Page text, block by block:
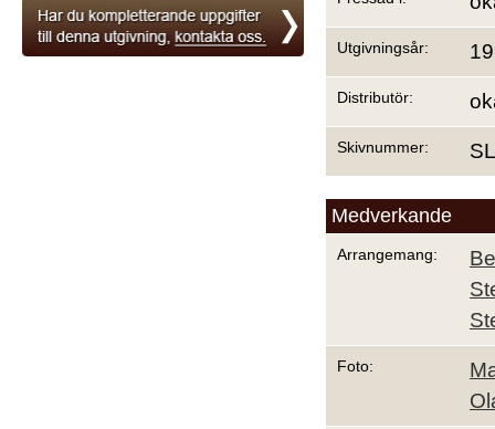
Utgivningsår:
Distributör:
Skivnummer:
Medverkande
Arrangemang:
Foto: